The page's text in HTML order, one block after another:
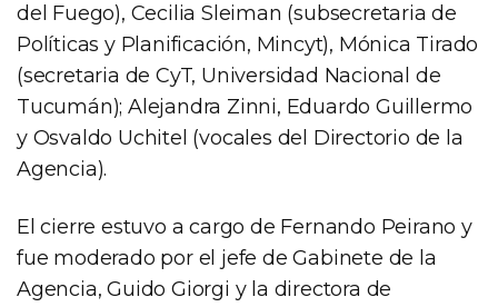
del Fuego), Cecilia Sleiman (subsecretaria de
Políticas y Planificación, Mincyt), Mónica Tirado
(secretaria de CyT, Universidad Nacional de
Tucumán); Alejandra Zinni, Eduardo Guillermo
y Osvaldo Uchitel (vocales del Directorio de la
Agencia).
El cierre estuvo a cargo de Fernando Peirano y
fue moderado por el jefe de Gabinete de la
Agencia, Guido Giorgi y la directora de